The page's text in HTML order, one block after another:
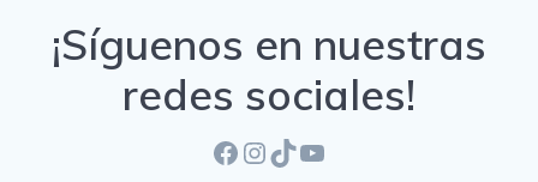
¡Síguenos en nuestras
redes sociales!
Facebook
Instagram
TikTok
YouTube